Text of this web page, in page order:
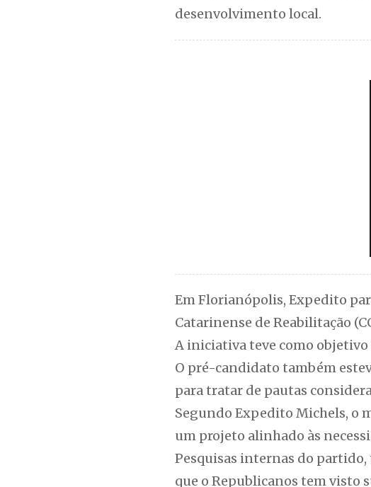
desenvolvimento local.
Em Florianópolis, Expedito
Catarinense de Reabilitação
A iniciativa teve como objetivo
O pré-candidato também
para tratar de pautas
Segundo Expedito Michels, o
um projeto alinhado às
Pesquisas internas do partido,
que o Republicanos tem visto